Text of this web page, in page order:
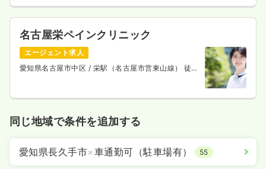
名古屋栄ペインクリニック
エージェント求人
愛知県名古屋市中区 / 栄駅（名古屋市営東山線） 徒歩
同じ地域で条件を追加する
愛知県長久手市×車通勤可（駐車場有） 55